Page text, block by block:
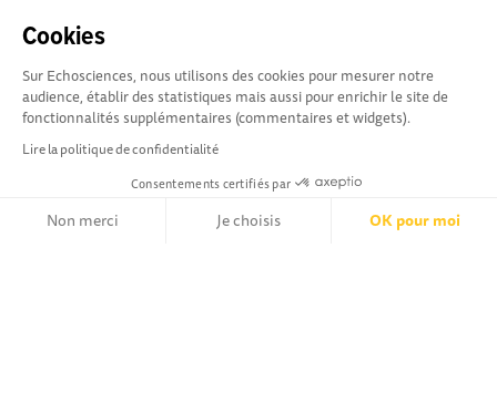
Cookies
Sur Echosciences, nous utilisons des cookies pour mesurer notre
audience, établir des statistiques mais aussi pour enrichir le site de
fonctionnalités supplémentaires (commentaires et widgets).
Lire la politique de confidentialité
Consentements certifiés par
Non merci Je choisis OK pour moi
cogito-normandie.fr est le portail des cultures scientifique et